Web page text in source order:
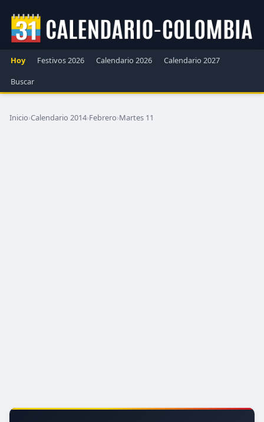
Hoy Festivos 2026 Calendario 2026
Calendario 2027
Buscar
Inicio›Calendario 2014›Febrero›Martes 11